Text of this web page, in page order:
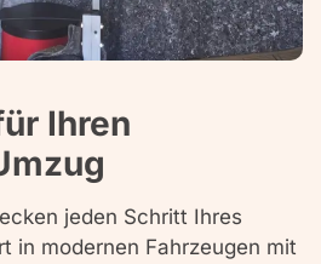
Ihren
jeden Schritt Ihres
in modernen Fahrzeugen mit